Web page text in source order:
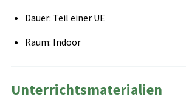
Dauer: Teil einer UE
Raum: Indoor
Unterrichtsmaterialien